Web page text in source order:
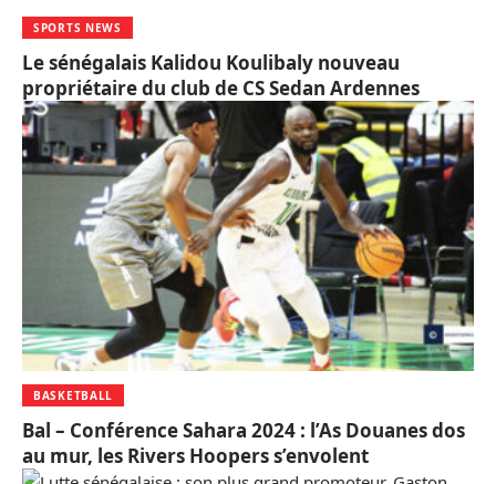
SPORTS NEWS
Le sénégalais Kalidou Koulibaly nouveau
propriétaire du club de CS Sedan Ardennes
BASKETBALL
Bal – Conférence Sahara 2024 : l’As Douanes dos
au mur, les Rivers Hoopers s’envolent